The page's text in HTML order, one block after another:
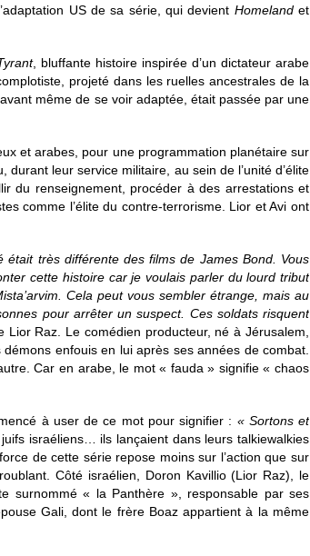
US de sa série, qui devient Homelandet
, bluffante histoire inspirée d’un dictateur arabe
projeté dans les ruelles ancestrales de la
, avant même de se voir adaptée, était passée par une
et arabes, pour une programmation planétaire sur
leur service militaire, au sein de l’unité d’élite
du renseignement, procéder à des arrestations et
comme l’élite du contre-terrorisme. Lior et Avi ont
était très différente des films de James Bond. Vous
cette histoire car je voulais parler du lourd tribut
Cela peut vous sembler étrange, mais au
pour arrêter un suspect. Ces soldats risquent
Lior Raz. Le comédien producteur, né à Jérusalem,
enfouis en lui après ses années de combat.
Car en arabe, le mot « fauda » signifie « chaos
à user de ce mot pour signifier : « Sortons et
israéliens… ils lançaient dans leurs talkiewalkies
de cette série repose moins sur l’action que sur
Côté israélien, Doron Kavillio (Lior Raz), le
surnommé « la Panthère », responsable par ses
Gali, dont le frère Boaz appartient à la même